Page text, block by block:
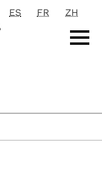
ES FR
ZH